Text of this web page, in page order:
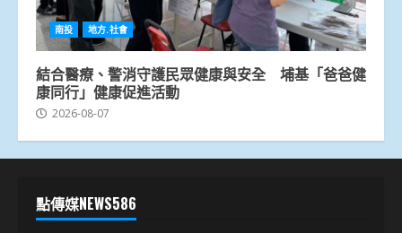
南投 地方.社會
結合醫療、警消守護民眾健康與安全 埔基「爸爸健
康同行」健康促進活動
2026-08-07
點傳媒NEWS586